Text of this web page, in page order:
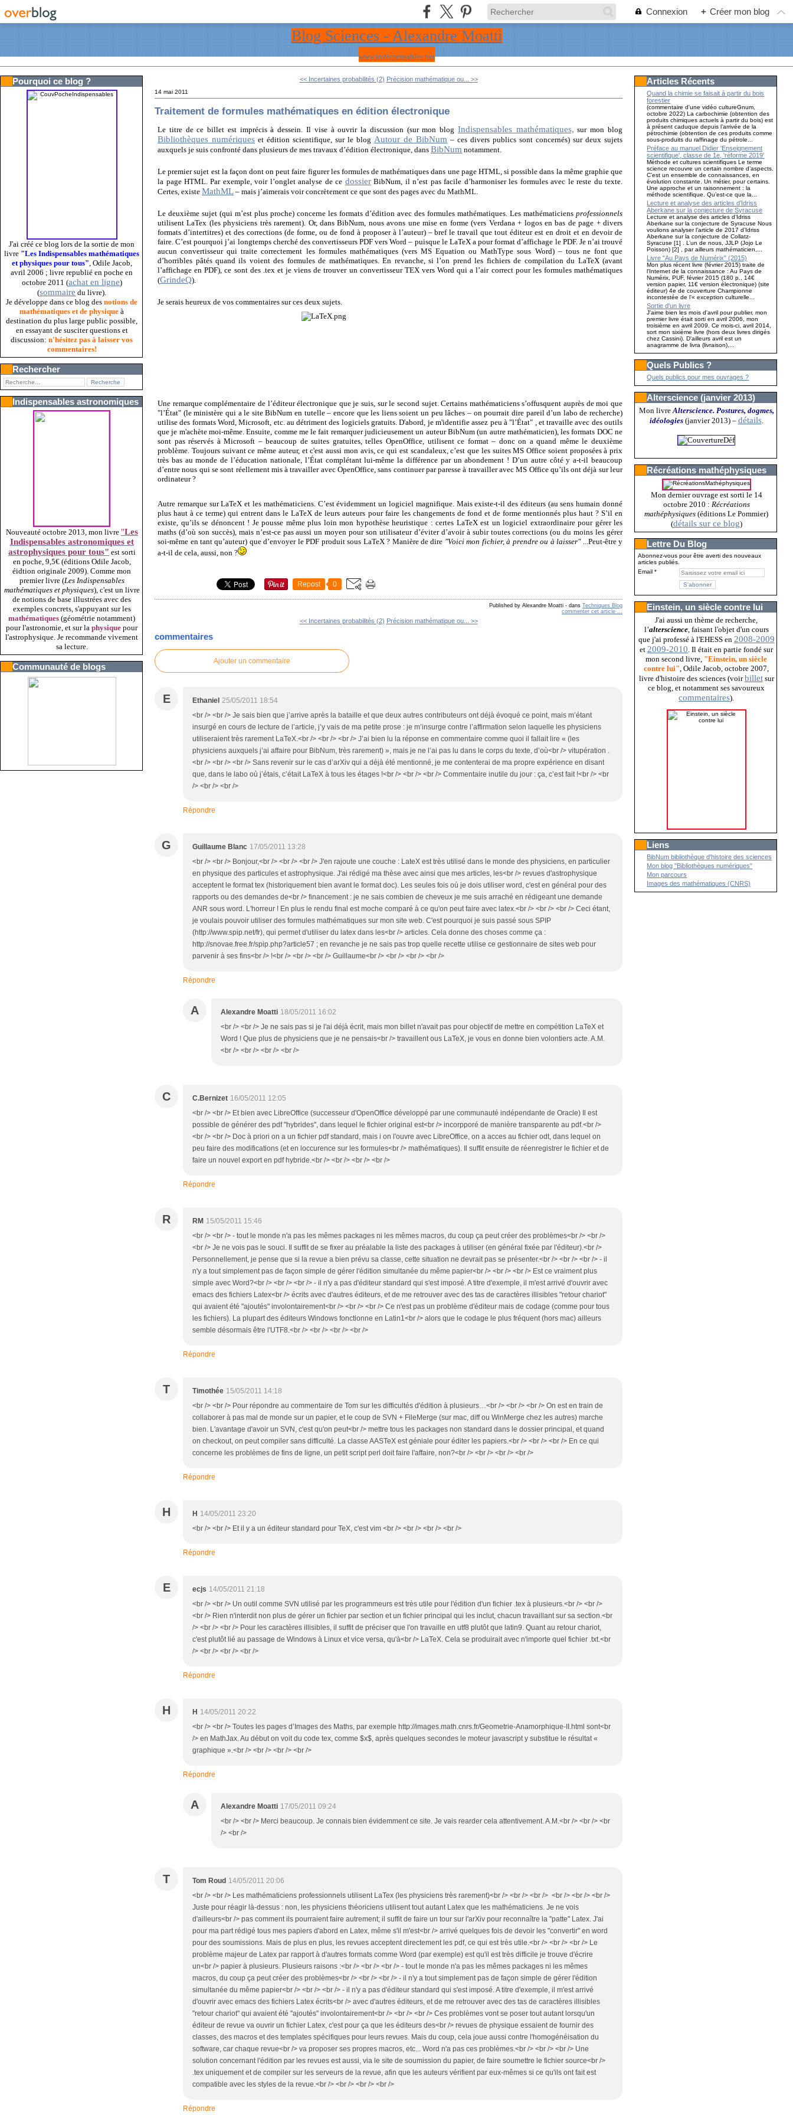
Connexion + Créer mon blog
Blog Sciences - Alexandre Moatti
www.indispensables.net
Pourquoi ce blog ?
J'ai créé ce blog lors de la sortie de mon
livre "Les Indispensables mathématiques
et physiques pour tous", Odile Jacob,
avril 2006 ; livre republié en poche en
octobre 2011 (achat en ligne)
(sommaire du livre).
Je développe dans ce blog desnotions de
mathématiques et de physique à
destination du plus large public possible,
en essayant de susciter questions et
discussion: n'hésitez pas à laisser vos
commentaires!
Rechercher
Indispensables astronomiques
Nouveauté octobre 2013, mon livre "Les
Indispensables astronomiques et
astrophysiques pour tous" est sorti
en poche, 9,5€ (éditions Odile Jacob,
éidtion originale 2009). Comme mon
premier livre (Les Indispensables
mathématiques et physiques), c'est un livre
de notions de base illustrées avec des
exemples concrets, s'appuyant sur les
mathématiques (géométrie notamment)
pour l'astronomie, et sur laphysique pour
l'astrophysique. Je recommande vivement
sa lecture.
Communauté de blogs
<< Incertaines probabilités (2) Précision mathématique ou... >>
14 mai 2011
Traitement de formules mathématiques en édition électronique
Le titre de ce billet est imprécis à dessein. Il vise à ouvrir la discussion (sur mon blog Indispensables mathématiques, sur mon blog
Bibliothèques numériques et édition scientifique, sur le blog Autour de BibNum – ces divers publics sont concernés) sur deux sujets
auxquels je suis confronté dans plusieurs de mes travaux d’édition électronique, dansBibNum notamment.
Le premier sujet est la façon dont on peut faire figurer les formules de mathématiques dans une page HTML, si possible dans la même graphie que
la page HTML. Par exemple, voir l’onglet analyse de ce dossierBibNum, il n’est pas facile d’harmoniser les formules avec le reste du texte.
Certes, existeMathML – mais j’aimerais voir concrètement ce que sont des pages avec du MathML.
Le deuxième sujet (qui m’est plus proche) concerne les formats d’édition avec des formules mathématiques. Les mathématiciensprofessionnels
utilisent LaTex (les physiciens très rarement). Or, dans BibNum, nous avons une mise en forme (vers Verdana + logos en bas de page + divers
formats d’intertitres) et des corrections (de forme, ou de fond à proposer à l’auteur) – bref le travail que tout éditeur est en droit et en devoir de
faire. C’est pourquoi j’ai longtemps cherché des convertisseurs PDF vers Word – puisque le LaTeX a pour format d’affichage le PDF. Je n’ai trouvé
aucun convertisseur qui traite correctement les formules mathématiques (vers MS Equation ou MathType sous Word) – tous ne font que
d’horribles pâtés quand ils voient des formules de mathématiques. En revanche, si l’on prend les fichiers de compilation du LaTeX (avant
l’affichage en PDF), ce sont des .tex et je viens de trouver un convertisseur TEX vers Word qui a l’air correct pour les formules mathématiques
(GrindeQ).
Je serais heureux de vos commentaires sur ces deux sujets.
Une remarque complémentaire de l’éditeur électronique que je suis, sur le second sujet. Certains mathématiciens s’offusquent auprès de moi que
"l’État" (le ministère qui a le site BibNum en tutelle – encore que les liens soient un peu lâches – on pourrait dire pareil d’un labo de recherche)
utilise des formats Word, Microsoft, etc. au détriment des logiciels gratuits. D'abord, je m'identifie assez peu à "l’État" , et travaille avec des outils
que je m'achète moi-même. Ensuite, comme me le fait remarquer judicieusement un auteur BibNum (un autre mathématicien), les formats DOC ne
sont pas réservés à Microsoft – beaucoup de suites gratuites, telles OpenOffice, utilisent ce format – donc on a quand même le deuxième
problème. Toujours suivant ce même auteur, et c'est aussi mon avis, ce qui est scandaleux, c’est que les suites MS Office soient proposées à prix
très bas au monde de l’éducation nationale, l’État complétant lui-même la différence par un abondement ! D’un autre côté y a-t-il beaucoup
d’entre nous qui se sont réellement mis à travailler avec OpenOffice, sans continuer par paresse à travailler avec MS Office qu’ils ont déjà sur leur
ordinateur ?
Autre remarque sur LaTeX et les mathématiciens. C’est évidemment un logiciel magnifique. Mais existe-t-il des éditeurs (au sens humain donné
plus haut à ce terme) qui entrent dans le LaTeX de leurs auteurs pour faire les changements de fond et de forme mentionnés plus haut ? S’il en
existe, qu’ils se dénoncent ! Je pousse même plus loin mon hypothèse heuristique : certes LaTeX est un logiciel extraordinaire pour gérer les
maths (d’où son succès), mais n’est-ce pas aussi un moyen pour son utilisateur d’éviter d’avoir à subir toutes corrections (ou du moins les gérer
soi-même en tant qu’auteur) que d’envoyer le PDF produit sous LaTeX ? Manière de dire "Voici mon fichier, à prendre ou à laisser"...Peut-être y
a-t-il de cela, aussi, non ?
Repost 0
Published by Alexandre Moatti - dansTechniques Blog
commenter cet article
<< Incertaines probabilités (2) Précision mathématique ou... >>
commentaires
Ajouter un commentaire
E Ethaniel 25/05/2011 18:54
<br /> <br /> Je sais bien que j’arrive après la bataille et que deux autres contributeurs ont déjà évoqué ce point, mais m’étant
insurgé en cours de lecture de l’article, j’y vais de ma petite prose : je m’insurge contre l’affirmation selon laquelle les physiciens
utiliseraient très rarement LaTeX.<br /> <br /> <br /> J’ai bien lu la réponse en commentaire comme quoi il fallait lire « (les
physiciens auxquels j’ai affaire pour BibNum, très rarement) », mais je ne l’ai pas lu dans le corps du texte, d’où<br /> vitupération .
<br /> <br /> <br /> Sans revenir sur le cas d’arXiv qui a déjà été mentionné, je me contenterai de ma propre expérience en disant
que, dans le labo où j’étais, c’était LaTeX à tous les étages !<br /> <br /> <br /> Commentaire inutile du jour : ça, c’est fait !<br /> <br
/> <br /> <br />
Répondre
G Guillaume Blanc 17/05/2011 13:28
<br /> <br /> Bonjour,<br /> <br /> <br /> J'en rajoute une couche : LateX est très utilisé dans le monde des physiciens, en particulier
en physique des particules et astrophysique. J'ai rédigé ma thèse avec ainsi que mes articles, les<br /> revues d'astrophysique
acceptent le format tex (historiquement bien avant le format doc). Les seules fois où je dois utiliser word, c'est en général pour des
rapports ou des demandes de<br /> financement : je ne sais combien de cheveux je me suis arraché en rédigeant une demande
ANR sous word. L'horreur ! En plus le rendu final est moche comparé à ce qu'on peut faire avec latex.<br /> <br /> <br /> Ceci étant,
je voulais pouvoir utiliser des formules mathématiques sur mon site web. C'est pourquoi je suis passé sous SPIP
(http://www.spip.net/fr), qui permet d'utiliser du latex dans les<br /> articles. Cela donne des choses comme ça :
http://snovae.free.fr/spip.php?article57 ; en revanche je ne sais pas trop quelle recette utilise ce gestionnaire de sites web pour
parvenir à ses fins<br /> !<br /> <br /> <br /> Guillaume<br /> <br /> <br /> <br />
Répondre
A Alexandre Moatti 18/05/2011 16:02
<br /> <br /> Je ne sais pas si je l'ai déjà écrit, mais mon billet n'avait pas pour objectif de mettre en compétition LaTeX et
Word ! Que plus de physiciens que je ne pensais<br /> travaillent ous LaTeX, je vous en donne bien volontiers acte. A.M.
<br /> <br /> <br /> <br />
C C.Bernizet 16/05/2011 12:05
<br /> <br /> Et bien avec LibreOffice (successeur d'OpenOffice développé par une communauté indépendante de Oracle) Il est
possible de générer des pdf "hybrides", dans lequel le fichier original est<br /> incorpporé de manière transparente au pdf.<br />
<br /> <br /> Doc à priori on a un fichier pdf standard, mais i on l'ouvre avec LibreOffice, on a acces au fichier odt, dans lequel on
peu faire des modifications (et en loccurence sur les formules<br /> mathématiques). Il suffit ensuite de réenregistrer le fichier et de
faire un nouvel export en pdf hybride.<br /> <br /> <br /> <br />
Répondre
R RM 15/05/2011 15:46
<br /> <br /> - tout le monde n'a pas les mêmes packages ni les mêmes macros, du coup ça peut créer des problèmes<br /> <br />
<br /> Je ne vois pas le souci. Il suffit de se fixer au préalable la liste des packages à utiliser (en général fixée par l'éditeur).<br />
Personnellement, je pense que si la revue a bien prévu sa classe, cette situation ne devrait pas se présenter.<br /> <br /> <br /> - il
n'y a tout simplement pas de façon simple de gérer l'édition simultanée du même papier<br /> <br /> <br /> Est ce vraiment plus
simple avec Word?<br /> <br /> <br /> - il n'y a pas d'éditeur standard qui s'est imposé. A titre d'exemple, il m'est arrivé d'ouvrir avec
emacs des fichiers Latex<br /> écrits avec d'autres éditeurs, et de me retrouver avec des tas de caractères illisibles "retour chariot"
qui avaient été "ajoutés" involontairement<br /> <br /> <br /> Ce n'est pas un problème d'éditeur mais de codage (comme pour tous
les fichiers). La plupart des éditeurs Windows fonctionne en Latin1<br /> alors que le codage le plus fréquent (hors mac) ailleurs
semble désormais être l'UTF8.<br /> <br /> <br /> <br />
Répondre
T Timothée 15/05/2011 14:18
<br /> <br /> Pour répondre au commentaire de Tom sur les difficultés d'édition à plusieurs…<br /> <br /> <br /> On est en train de
collaborer à pas mal de monde sur un papier, et le coup de SVN + FileMerge (sur mac, diff ou WinMerge chez les autres) marche
bien. L'avantage d'avoir un SVN, c'est qu'on peut<br /> mettre tous les packages non standard dans le dossier principal, et quand
on checkout, on peut compiler sans difficulté. La classe AASTeX est géniale pour éditer les papiers.<br /> <br /> <br /> En ce qui
concerne les problèmes de fins de ligne, un petit script perl doit faire l'affaire, non?<br /> <br /> <br /> <br />
Répondre
H H 14/05/2011 23:20
<br /> <br /> Et il y a un éditeur standard pour TeX, c'est vim <br /> <br /> <br /> <br />
Répondre
E ecjs 14/05/2011 21:18
<br /> <br /> Un outil comme SVN utilisé par les programmeurs est très utile pour l'édition d'un fichier .tex à plusieurs.<br /> <br />
<br /> Rien n'interdit non plus de gérer un fichier par section et un fichier principal qui les inclut, chacun travaillant sur sa section.<br
/> <br /> <br /> Pour les caractères illisibles, il suffit de préciser que l'on travaille en utf8 plutôt que latin9. Quant au retour chariot,
c'est plutôt lié au passage de Windows à Linux et vice versa, qu'à<br /> LaTeX. Cela se produirait avec n'importe quel fichier .txt.<br
/> <br /> <br /> <br />
Répondre
H H 14/05/2011 20:22
<br /> <br /> Toutes les pages d’Images des Maths, par exemple http://images.math.cnrs.fr/Geometrie-Anamorphique-II.html sont<br
/> en MathJax. Au début on voit du code tex, comme $x$, après quelques secondes le moteur javascript y substitue le résultat «
graphique ».<br /> <br /> <br /> <br />
Répondre
A Alexandre Moatti 17/05/2011 09:24
<br /> <br /> Merci beaucoup. Je connais bien évidemment ce site. Je vais rearder cela attentivement. A.M.<br /> <br /> <br
/> <br />
T Tom Roud 14/05/2011 20:06
<br /> <br /> Les mathématiciens professionnels utilisent LaTex (les physiciens très rarement)<br /> <br /> <br /> <br /> <br /> <br />
Juste pour réagir là-dessus : non, les physiciens théoriciens utilisent tout autant Latex que les mathématiciens. Je ne vois
d'ailleurs<br /> pas comment ils pourraient faire autrement; il suffit de faire un tour sur l'arXiv pour reconnaître la "patte" Latex. J'ai
pour ma part rédigé tous mes papiers d'abord en Latex, même s'il m'est<br /> arrivé quelques fois de devoir les "convertir" en word
pour des soumissions. Mais de plus en plus, les revues acceptent directement les pdf, ce qui est très utile.<br /> <br /> <br /> Le
problème majeur de Latex par rapport à d'autres formats comme Word (par exemple) est qu'il est très difficile je trouve d'écrire
un<br /> papier à plusieurs. Plusieurs raisons :<br /> <br /> <br /> - tout le monde n'a pas les mêmes packages ni les mêmes
macros, du coup ça peut créer des problèmes<br /> <br /> <br /> - il n'y a tout simplement pas de façon simple de gérer l'édition
simultanée du même papier<br /> <br /> <br /> - il n'y a pas d'éditeur standard qui s'est imposé. A titre d'exemple, il m'est arrivé
d'ouvrir avec emacs des fichiers Latex écrits<br /> avec d'autres éditeurs, et de me retrouver avec des tas de caractères illisibles
"retour chariot" qui avaient été "ajoutés" involontairement<br /> <br /> <br /> Ces problèmes vont se poser tout autant lorsqu'un
éditeur de revue va ouvrir un fichier Latex, c'est pour ça que les éditeurs des<br /> revues de physique essaient de fournir des
classes, des macros et des templates spécifiques pour leurs revues. Mais du coup, cela joue aussi contre l'homogénéisation du
software, car chaque revue<br /> va proposer ses propres macros, etc... Word n'a pas ces problèmes.<br /> <br /> <br /> Une
solution concernant l'édition par les revues est aussi, via le site de soumission du papier, de faire soumettre le fichier source<br />
.tex uniquement et de compiler sur les serveurs de la revue, afin que les auteurs vérifient par eux-mêmes si ce qu'ils ont fait est
compatible avec les styles de la revue.<br /> <br /> <br /> <br />
Répondre
Articles Récents
Quand la chimie se faisait à partir du bois
forestier
(commentaire d'une vidéo cultureGnum,
octobre 2022) La carbochimie (obtention des
produits chimiques actuels à partir du bois) est
à présent caduque depuis l’arrivée de la
pétrochimie (obtention de ces produits comme
sous-produits du raffinage du pétrole...
Préface au manuel Didier 'Enseignement
scientifique', classe de 1e, 'réforme 2019'
Méthode et cultures scientifiques Le terme
science recouvre un certain nombre d’aspects.
C’est un ensemble de connaissances, en
évolution constante. Un métier, pour certains.
Une approche et un raisonnement : la
méthode scientifique. Qu’est-ce que la...
Lecture et analyse des articles d’Idriss
Aberkane sur la conjecture de Syracuse
Lecture et analyse des articles d’Idriss
Aberkane sur la conjecture de Syracuse Nous
voulions analyser l’article de 2017 d’Idriss
Aberkane sur la conjecture de Collatz-
Syracuse [1] . L’un de nous, JJLP (Jojo Le
Poisson) [2] , par ailleurs mathématicien,...
Livre "Au Pays de Numérix" (2015)
Mon plus récent livre (février 2015) traite de
l'Internet de la connaissance : Au Pays de
Numérix, PUF, février 2015 (180 p., 14€
version papier, 11€ version électronique) (site
éditeur) 4e de couverture Championne
incontestée de l’« exception culturelle...
Sortie d'un livre
J'aime bien les mois d'avril pour publier, mon
premier livre était sorti en avril 2006, mon
troisième en avril 2009. Ce mois-ci, avril 2014,
sort mon sixième livre (hors deux livres dirigés
chez Cassini). D'ailleurs avril est un
anagramme de livra (livraison),...
Quels Publics ?
Quels publics pour mes ouvrages ?
Alterscience (janvier 2013)
Mon livreAlterscience. Postures, dogmes,
idéologies(janvier 2013) – détails.
Récréations mathéphysiques
Mon dernier ouvrage est sorti le 14
octobre 2010 : Récréations
mathéphysiques (éditions Le Pommier)
(détails sur ce blog)
Lettre Du Blog
Abonnez-vous pour être averti des nouveaux
articles publiés.
Email
Einstein, un siècle contre lui
J'ai aussi un thème de recherche,
l'alterscience, faisant l'objet d'un cours
que j'ai professé à l'EHESS en 2008-2009
et2009-2010. Il était en partie fondé sur
mon second livre, "Einstein, un siècle
contre lui", Odile Jacob, octobre 2007,
livre d'histoire des sciences (voirbilletsur
ce blog, et notamment ses savoureux
commentaires)
Liens
BibNum bibliothèque d'histoire des sciences
Mon blog "Bibliothèques numériques"
Mon parcours
Images des mathématiques (CNRS)